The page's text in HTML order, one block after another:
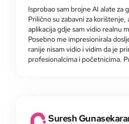
Isprobao sam brojne AI alate za
Prilično su zabavni za korištenje,
aplikacija gdje sam vidio realnu
Posebno me impresionirala
ranije nisam vidio i vidim da je
profesionalcima i početnicima.
Suresh